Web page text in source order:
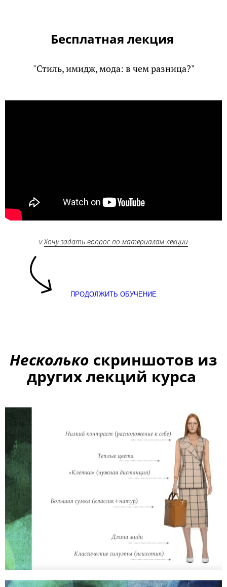
Бесплатная лекция
"Стиль, имидж, мода: в чем разница?"
vХочу задать вопрос по материалам лекции
ПРОДОЛЖИТЬ ОБУЧЕНИЕ
Несколько скриншотов из
других лекций курса